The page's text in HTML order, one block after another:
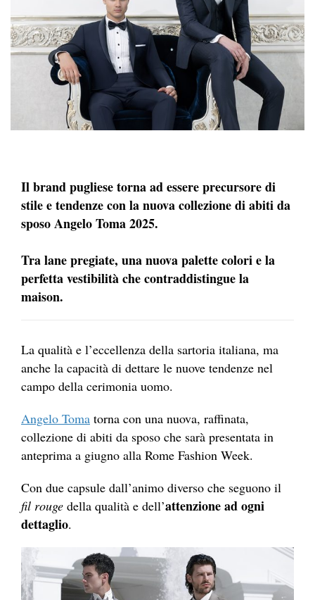
Il brand pugliese torna ad essere precursore di
stile e tendenze con la nuova collezione di abiti da
sposo Angelo Toma 2025.
Tra lane pregiate, una nuova palette colori e la
perfetta vestibilità che contraddistingue la
maison.
La qualità e l’eccellenza della sartoria italiana, ma
anche la capacità di dettare le nuove tendenze nel
campo della cerimonia uomo.
Angelo Toma torna con una nuova, raffinata,
collezione di abiti da sposo che sarà presentata in
anteprima a giugno alla Rome Fashion Week.
Con due capsule dall’animo diverso che seguono il
fil rouge della qualità e dell’attenzione ad ogni
dettaglio.